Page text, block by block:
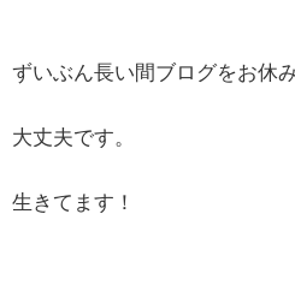
ずいぶん長い間ブログをお休
大丈夫です。
生きてます！